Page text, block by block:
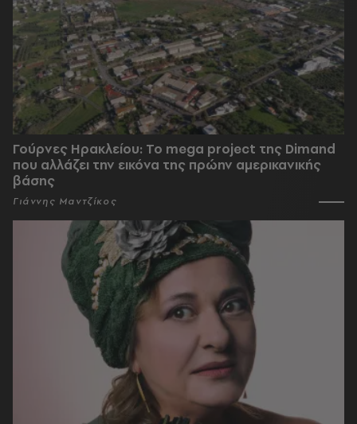
Γούρνες Ηρακλείου: To mega project της Dimand
που αλλάζει την εικόνα της πρώην αμερικανικής
βάσης
Γιάννης Μαντζίκος